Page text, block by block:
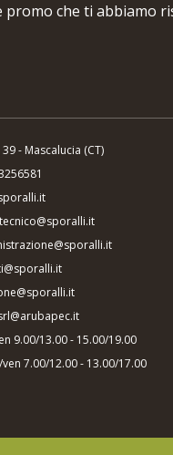
promo che ti abbiamo
- Mascalucia (CT)
9.00/13.00 - 15.00/19.00
7.00/12.00 - 13.00/17.00